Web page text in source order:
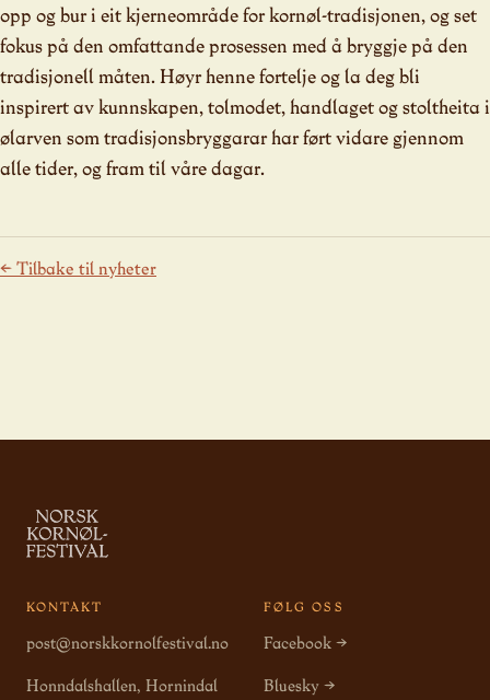
opp og bur i eit kjerneområde for kornøl-tradisjonen, og set
fokus på den omfattande prosessen med å bryggje på den
tradisjonell måten. Høyr henne fortelje og la deg bli
inspirert av kunnskapen, tolmodet, handlaget og stoltheita i
ølarven som tradisjonsbryggarar har ført vidare gjennom
alle tider, og fram til våre dagar.
← Tilbake til nyheter
KONTAKT
post@norskkornolfestival.no
Honndalshallen, Hornindal
FØLG OSS
Facebook →
Bluesky →